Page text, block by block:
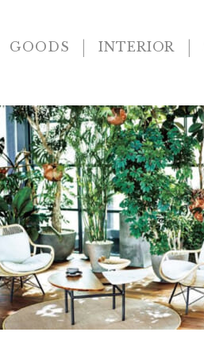
GOODS | INTERIOR |